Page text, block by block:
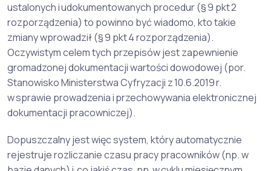
ustalonych i udokumentowanych procedur (§ 9 pkt 2
rozporządzenia) to powinno być wiadomo, kto takie
zmiany wprowadził (§ 9 pkt 4 rozporządzenia).
Oczywistym celem tych przepisów jest zapewnienie
gromadzonej dokumentacji wartości dowodowej (por.
Stanowisko Ministerstwa Cyfryzacji z 10.6.2019 r.
w sprawie prowadzenia i przechowywania elektronicznej
dokumentacji pracowniczej).
Dopuszczalny jest więc system, który automatycznie
rejestruje rozliczanie czasu pracy pracowników (np. w